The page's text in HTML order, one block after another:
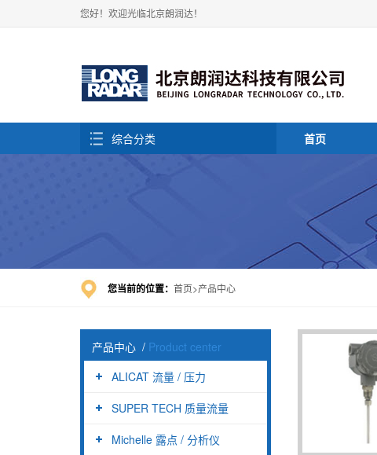
您好！欢迎光临北京朗润达！
综合分类 首页
您当前的位置： 首页 产品中心
产品中心 / Product center
ALICAT 流量 / 压力
SUPER TECH 质量流量
Michelle 露点 / 分析仪